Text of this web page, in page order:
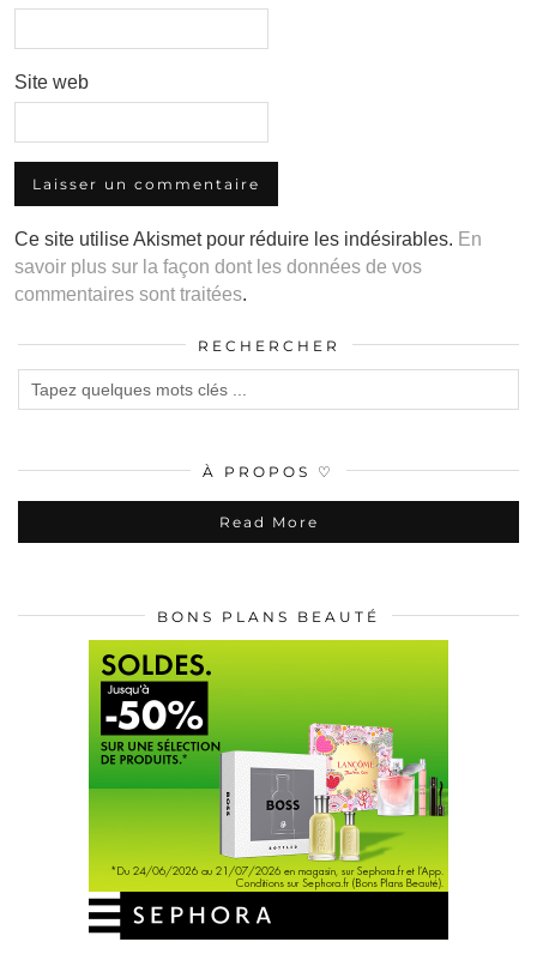
Site web
Ce site utilise Akismet pour réduire les indésirables. En
savoir plus sur la façon dont les données de vos
commentaires sont traitées.
RECHERCHER
À PROPOS ♡
Read More
BONS PLANS BEAUTÉ